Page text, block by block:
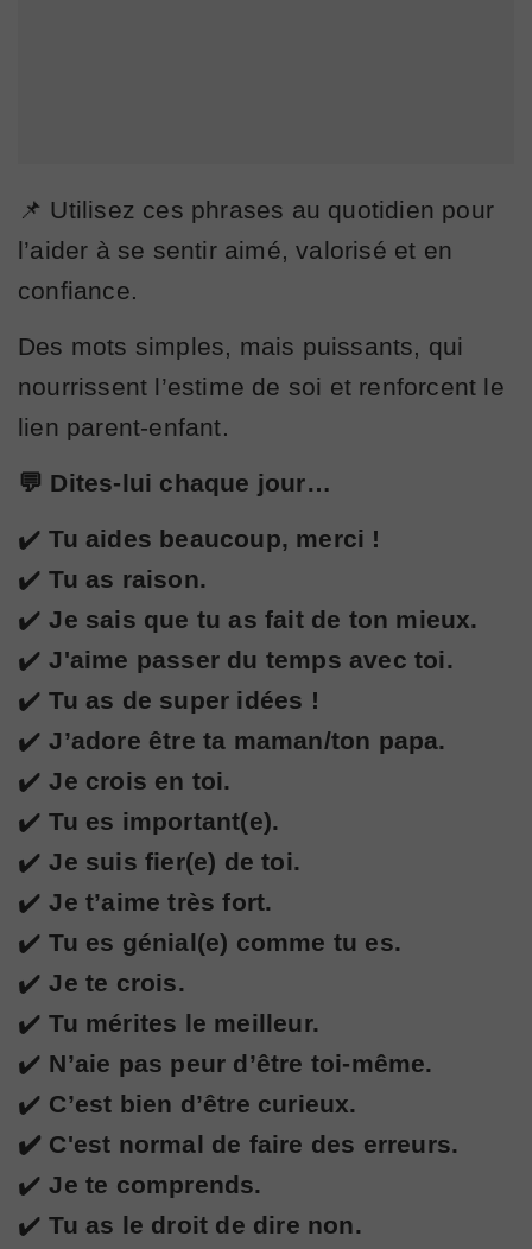
📌 Utilisez ces phrases au quotidien pour
l’aider à se sentir aimé, valorisé et en
confiance.
Des mots simples, mais puissants, qui
nourrissent l’estime de soi et renforcent le
lien parent-enfant.
💬 Dites-lui chaque jour…
✔️Tu aides beaucoup, merci !
✔️Tu as raison.
✔️Je sais que tu as fait de ton mieux.
✔️J'aime passer du temps avec toi.
✔️Tu as de super idées !
✔️J’adore être ta maman/ton papa.
✔️Je crois en toi.
✔️Tu es important(e).
✔️Je suis fier(e) de toi.
✔️ Je t’aime très fort.
✔️Tu es génial(e) comme tu es.
✔️Je te crois.
✔️Tu mérites le meilleur.
✔️ N’aie pas peur d’être toi-même.
✔️ C’est bien d’être curieux.
✔️ C'est normal de faire des erreurs.
✔️Je te comprends.
✔️Tu as le droit de dire non.